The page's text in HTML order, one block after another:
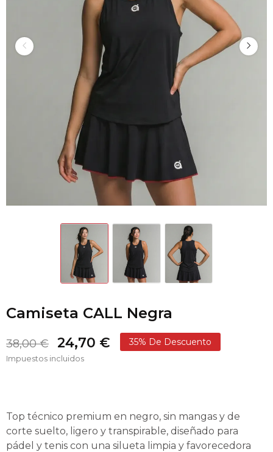
Camiseta CALL Negra
38,00 € 24,70 € 35% De Descuento
Impuestos incluidos
Top técnico premium en negro, sin mangas y de
corte suelto, ligero y transpirable, diseñado para
pádel y tenis con una silueta limpia y favorecedora